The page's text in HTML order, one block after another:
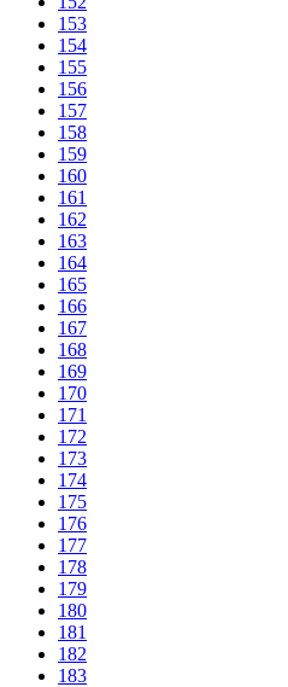
153
154
155
156
157
158
159
160
161
162
163
164
165
166
167
168
169
170
171
172
173
174
175
176
177
178
179
180
181
182
183